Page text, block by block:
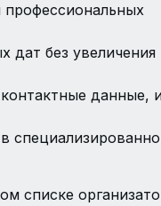
дат без увеличения
данные,
списке